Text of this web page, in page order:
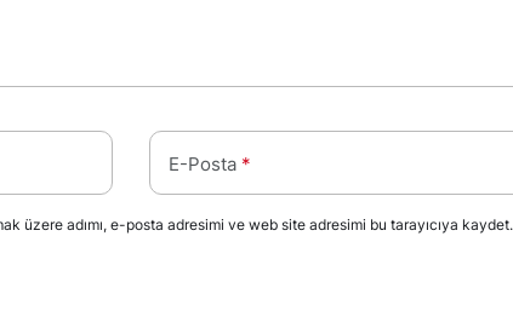
E-Posta *
üzere adımı, e-posta adresimi ve web site adresimi bu tarayıcıya kaydet.